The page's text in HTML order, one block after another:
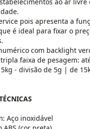
pois apresenta a
é ideal para fixar o
com backlight
faixa de pesagem:
- divisão de 5g | de
Aço inoxidável